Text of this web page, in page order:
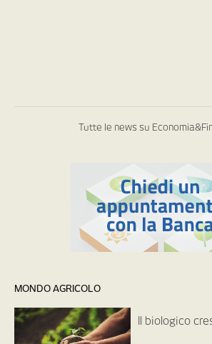
Tutte le news su
MONDO AGRICOLO
Il biologico